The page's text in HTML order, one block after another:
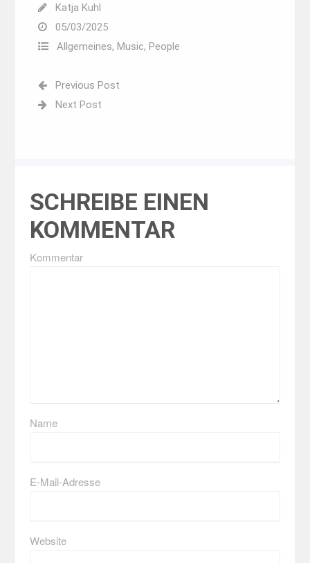
Katja Kuhl
05/03/2025
Allgemeines, Music, People
Previous Post
Next Post
SCHREIBE EINEN
KOMMENTAR
Kommentar
Name
E-Mail-Adresse
Website